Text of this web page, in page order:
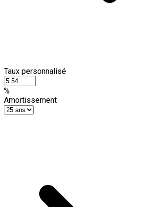
Taux personnalisé
%
Amortissement